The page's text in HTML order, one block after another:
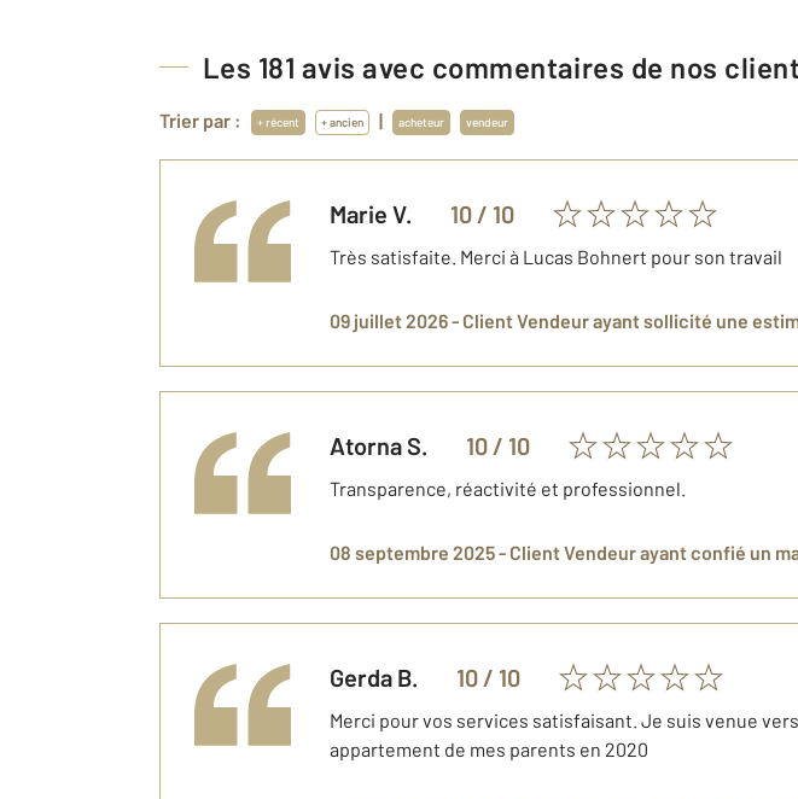
Les 181 avis avec commentaires de nos
Trier par : + récent + ancien | acheteur vendeur
Marie V. 10 / 10
Très satisfaite. Merci à Lucas Bohnert pour son travail
09 juillet 2026 - Client Vendeurayant sollicité une
Atorna S. 10 / 10
Transparence, réactivité et professionnel.
08 septembre 2025 - Client Vendeurayant confié un
Gerda B. 10 / 10
Merci pour vos services satisfaisant. Je suis venue
appartement de mes parents en 2020